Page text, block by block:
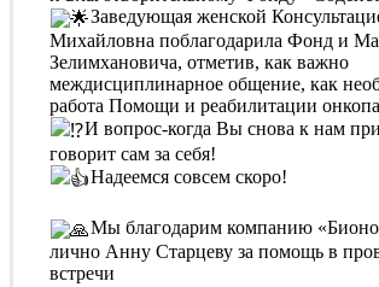
Заведующая женской
Михайловна поблагодарила Фонд и
Зелимхановича, отметив, как важно
междисциплинарное общение, как
работа Помощи и реабилитации
И вопрос-когда Вы снова к нам
говорит сам за себя!
Надеемся совсем скоро!
Мы благодарим компанию
лично Анну Старцеву за помощь в
встречи